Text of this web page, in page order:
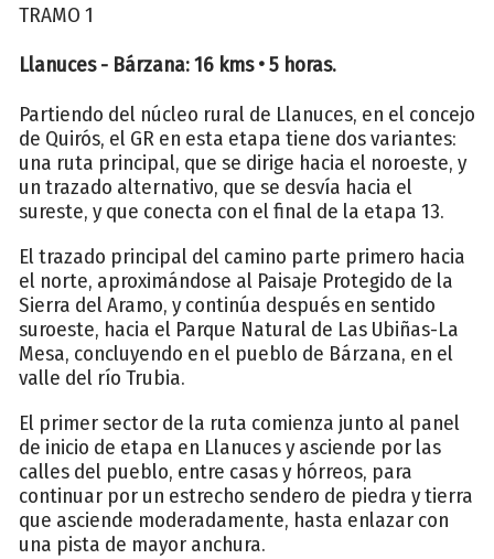
TRAMO 1
Llanuces - Bárzana: 16 kms • 5 horas.
Partiendo del núcleo rural de Llanuces, en el concejo
de Quirós, el GR en esta etapa tiene dos variantes:
una ruta principal, que se dirige hacia el noroeste, y
un trazado alternativo, que se desvía hacia el
sureste, y que conecta con el final de la etapa 13.
El trazado principal del camino parte primero hacia
el norte, aproximándose al Paisaje Protegido de la
Sierra del Aramo, y continúa después en sentido
suroeste, hacia el Parque Natural de Las Ubiñas-La
Mesa, concluyendo en el pueblo de Bárzana, en el
valle del río Trubia.
El primer sector de la ruta comienza junto al panel
de inicio de etapa en Llanuces y asciende por las
calles del pueblo, entre casas y hórreos, para
continuar por un estrecho sendero de piedra y tierra
que asciende moderadamente, hasta enlazar con
una pista de mayor anchura.